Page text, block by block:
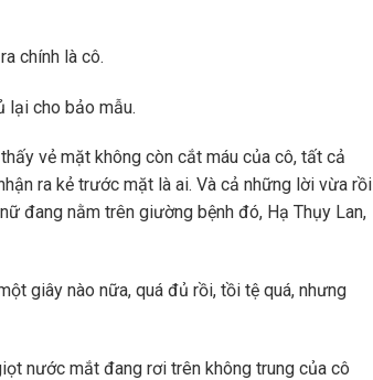
chính là cô.
lại cho bảo mẫu.
vẻ mặt không còn cắt máu của cô, tất cả
ra kẻ trước mặt là ai. Và cả những lời vừa rồi
đang nằm trên giường bệnh đó, Hạ Thụy Lan,
giây nào nữa, quá đủ rồi, tồi tệ quá, nhưng
nước mắt đang rơi trên không trung của cô